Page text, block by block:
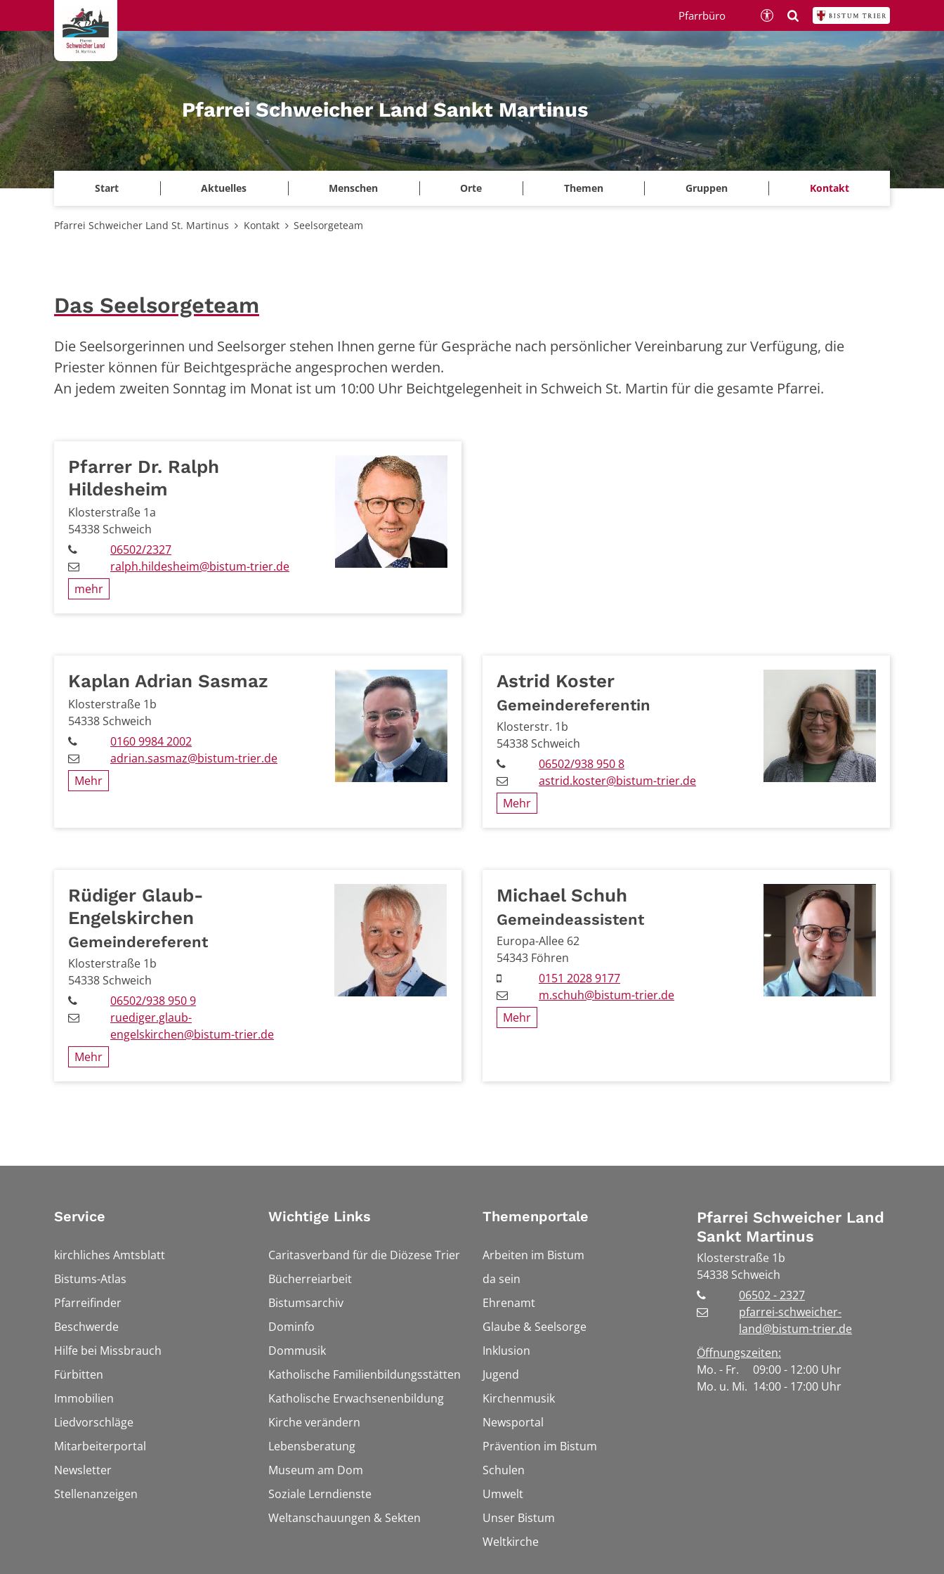
Zum Inhalt springen
Pfarrei Schweicher Land Sankt Martinus
Start Aktuelles Menschen Orte Themen Gruppen Kontakt
Pfarrbüro
Pfarrei Schweicher Land St. Martinus Kontakt Seelsorgeteam
Das Seelsorgeteam
Die Seelsorgerinnen und Seelsorger stehen Ihnen gerne für Gespräche nach persönlicher Vereinbarung zur Verfügung, die
Priester können für Beichtgespräche angesprochen werden.
An jedem zweiten Sonntag im Monat ist um 10:00 Uhr Beichtgelegenheit in Schweich St. Martin für die gesamte Pfarrei.
Pfarrer Dr. Ralph
Hildesheim
Klosterstraße 1a
54338Schweich
06502/2327
ralph.hildesheim@bistum-trier.de
mehr
Kaplan Adrian Sasmaz
Klosterstraße 1b
54338Schweich
0160 9984 2002
adrian.sasmaz@bistum-trier.de
Mehr
Astrid Koster
Gemeindereferentin
Klosterstr. 1b
54338Schweich
06502/938 950 8
astrid.koster@bistum-trier.de
Mehr
Rüdiger Glaub-
Engelskirchen
Gemeindereferent
Klosterstraße 1b
54338Schweich
06502/938 950 9
ruediger.glaub-
engelskirchen@bistum-trier.de
Mehr
MichaelSchuh
Gemeindeassistent
Europa-Allee 62
54343 Föhren
0151 2028 9177
m.schuh@bistum-trier.de
Mehr
Service
kirchliches Amtsblatt
Bistums-Atlas
Pfarreifinder
Beschwerde
Hilfe bei Missbrauch
Fürbitten
Immobilien
Liedvorschläge
Mitarbeiterportal
Newsletter
Stellenanzeigen
Wichtige Links
Caritasverband für die Diözese Trier
Bücherreiarbeit
Bistumsarchiv
Dominfo
Dommusik
Katholische Familienbildungsstätten
Katholische Erwachsenenbildung
Kirche verändern
Lebensberatung
Museum am Dom
Soziale Lerndienste
Weltanschauungen & Sekten
Themenportale
Arbeiten im Bistum
da sein
Ehrenamt
Glaube & Seelsorge
Inklusion
Jugend
Kirchenmusik
Newsportal
Prävention im Bistum
Schulen
Umwelt
Unser Bistum
Weltkirche
Pfarrei Schweicher Land
Sankt Martinus
Klosterstraße 1b
54338 Schweich
06502 - 2327
pfarrei-schweicher-
land@bistum-trier.de
Öffnungszeiten:
Mo. - Fr. 09:00 - 12:00 Uhr
Mo. u. Mi. 14:00 - 17:00 Uhr